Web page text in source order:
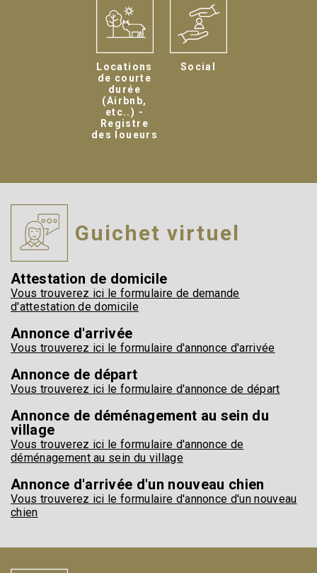
Locations
de courte
durée
(Airbnb,
etc..) -
Registre
des loueurs
Social
Guichet virtuel
Attestation de domicile
Vous trouverez ici le formulaire de demande
d'attestation de domicile
Annonce d'arrivée
Vous trouverez ici le formulaire d'annonce d'arrivée
Annonce de départ
Vous trouverez ici le formulaire d'annonce de départ
Annonce de déménagement au sein du
village
Vous trouverez ici le formulaire d'annonce de
déménagement au sein du village
Annonce d'arrivée d'un nouveau chien
Vous trouverez ici le formulaire d'annonce d'un nouveau
chien